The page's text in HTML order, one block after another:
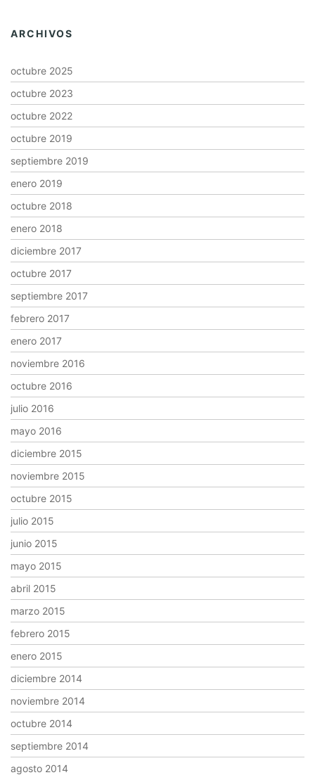
ARCHIVOS
octubre 2025
octubre 2023
octubre 2022
octubre 2019
septiembre 2019
enero 2019
octubre 2018
enero 2018
diciembre 2017
octubre 2017
septiembre 2017
febrero 2017
enero 2017
noviembre 2016
octubre 2016
julio 2016
mayo 2016
diciembre 2015
noviembre 2015
octubre 2015
julio 2015
junio 2015
mayo 2015
abril 2015
marzo 2015
febrero 2015
enero 2015
diciembre 2014
noviembre 2014
octubre 2014
septiembre 2014
agosto 2014